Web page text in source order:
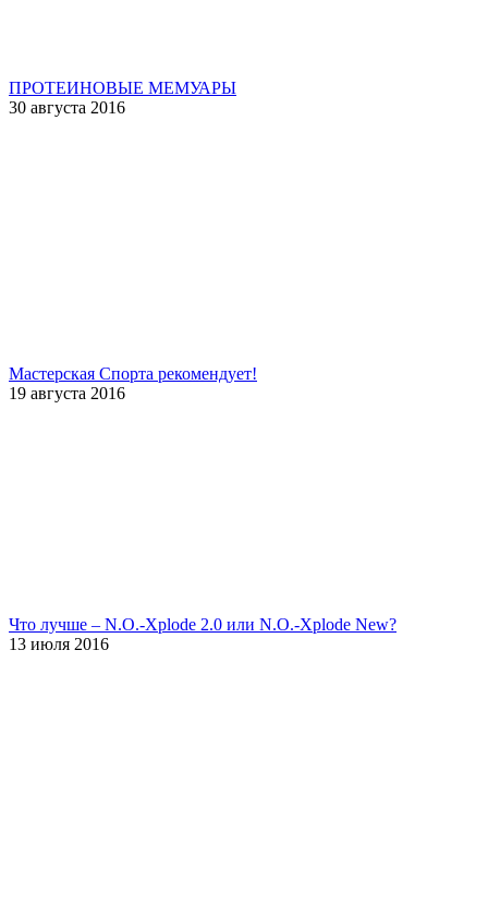
ПРОТЕИНОВЫЕ МЕМУАРЫ
30 августа 2016
Мастерская Спорта рекомендует!
19 августа 2016
Что лучше – N.O.-Xplode 2.0 или N.O.-Xplode New?
13 июля 2016